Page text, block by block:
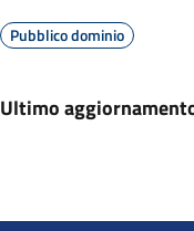
Pubblico dominio
Ultimo